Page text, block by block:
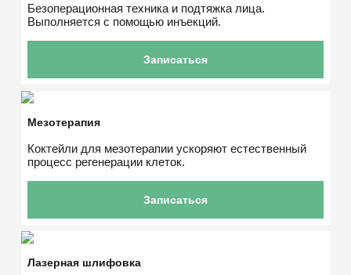
Безоперационная техника и подтяжка лица.
Выполняется с помощью инъекций.
Записаться
Мезотерапия
Коктейли для мезотерапии ускоряют естественный
процесс регенерации клеток.
Записаться
Лазерная шлифовка